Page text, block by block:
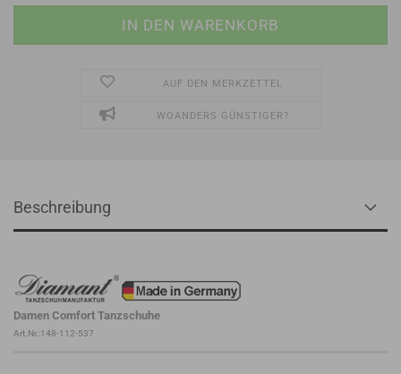
AUF DEN MERKZETTEL
WOANDERS GÜNSTIGER?
Beschreibung
Damen Comfort Tanzschuhe
Art.Nr.:148-112-537